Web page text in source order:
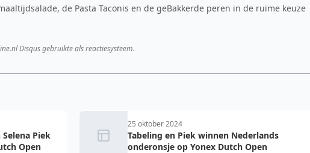
de Pasta Taconis en de geBakkerde peren in de ruime keuze
Disqus gebruikte als reactiesysteem.
Piek
Open
25 oktober 2024
Tabeling en Piek winnen Nederlands
onderonsje op Yonex Dutch Open